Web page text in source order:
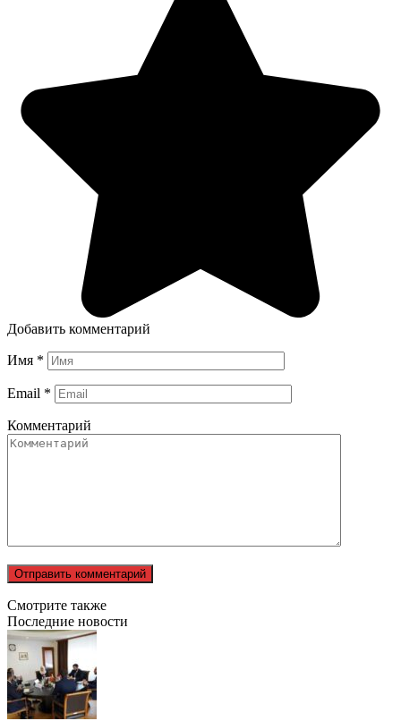
Добавить комментарий
Имя *
Email *
Комментарий
Смотрите также
Последние новости